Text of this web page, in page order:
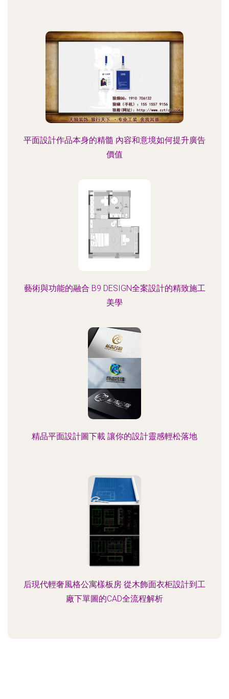
平面設計作品本身的精髓 內容和意境如何提升廣告
價值
藝術與功能的融合 B9 DESIGN全案設計的精致施工
美學
精品平面設計圖下載 讓你的設計靈感輕松落地
后現代輕奢風格公寓樣板房 從木飾面衣柜設計到工
廠下單圖的CAD全流程解析